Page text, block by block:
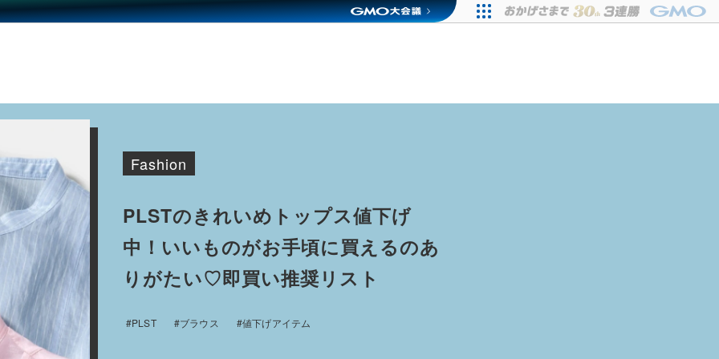
PLSTのきれいめトップス値下げ
中！いいものがお手頃に買えるのあ
りがたい♡即買い推奨リスト
#PLST #ブラウス #値下げアイテム